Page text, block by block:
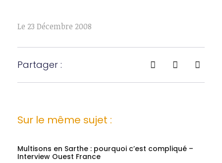
Le 23 Décembre 2008
Partager :
Sur le même sujet :
Multisons en Sarthe : pourquoi c’est compliqué –
Interview Ouest France